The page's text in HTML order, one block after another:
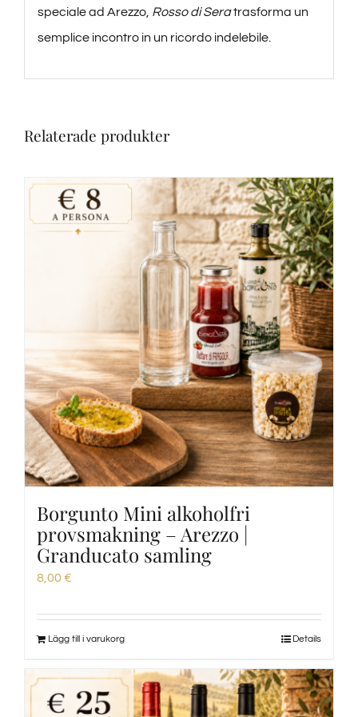
speciale ad Arezzo, Rosso di Seratrasforma un
semplice incontro in un ricordo indelebile.
Relaterade produkter
Borgunto Mini alkoholfri
provsmakning – Arezzo |
Granducato samling
8,00 €
Lägg till i varukorg Details